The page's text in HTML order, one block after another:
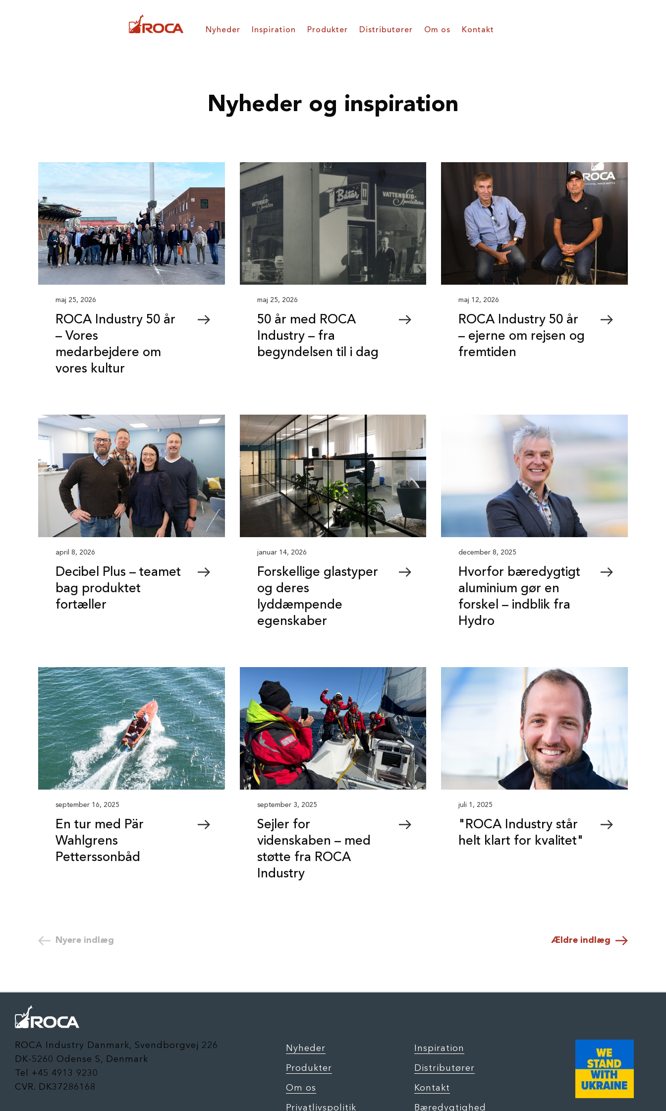
Nyheder Inspiration Produkter Distributører Om os Kontakt
Nyheder og inspiration
maj 25, 2026
ROCA Industry 50 år
– Vores
medarbejdere om
vores kultur
maj 25, 2026
50 år med ROCA
Industry – fra
begyndelsen til i dag
maj 12, 2026
ROCA Industry 50 år
– ejerne om rejsen og
fremtiden
april 8, 2026
Decibel Plus – teamet
bag produktet
fortæller
januar 14, 2026
Forskellige glastyper
og deres
lyddæmpende
egenskaber
december 8, 2025
Hvorfor bæredygtigt
aluminium gør en
forskel – indblik fra
Hydro
september 16, 2025
En tur med Pär
Wahlgrens
Petterssonbåd
september 3, 2025
Sejler for
videnskaben – med
støtte fra ROCA
Industry
juli 1, 2025
"ROCA Industry står
helt klart for kvalitet"
Nyere indlæg Ældre indlæg
ROCA Industry Danmark, Svendborgvej 226
DK-5260 Odense S, Denmark
Tel +45 4913 9230
CVR. DK37286168
Nyheder
Produkter
Om os
Privatlivspolitik
Inspiration
Distributører
Kontakt
Bæredygtighed